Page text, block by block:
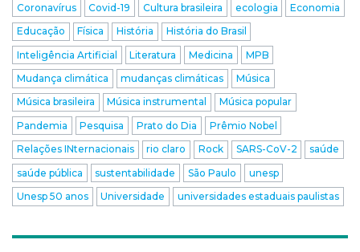
Coronavírus
Covid-19 Cultura brasileira ecologia
Economia
Educação
Física História
História do Brasil
Inteligência Artificial
Literatura Medicina
MPB
Mudança climática
mudanças climáticas
Música
Música brasileira
Música instrumental
Música popular
Pandemia
Pesquisa Prato do Dia
Prêmio Nobel
Relações INternacionais
rio claro Rock SARS-CoV-2
saúde
saúde pública
sustentabilidade São Paulo
unesp
Unesp 50 anos
Universidade universidades estaduais paulistas